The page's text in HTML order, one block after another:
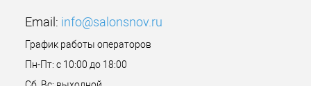
Email: info@salonsnov.ru
График работы операторов
Пн-Пт: с 10:00 до 18:00